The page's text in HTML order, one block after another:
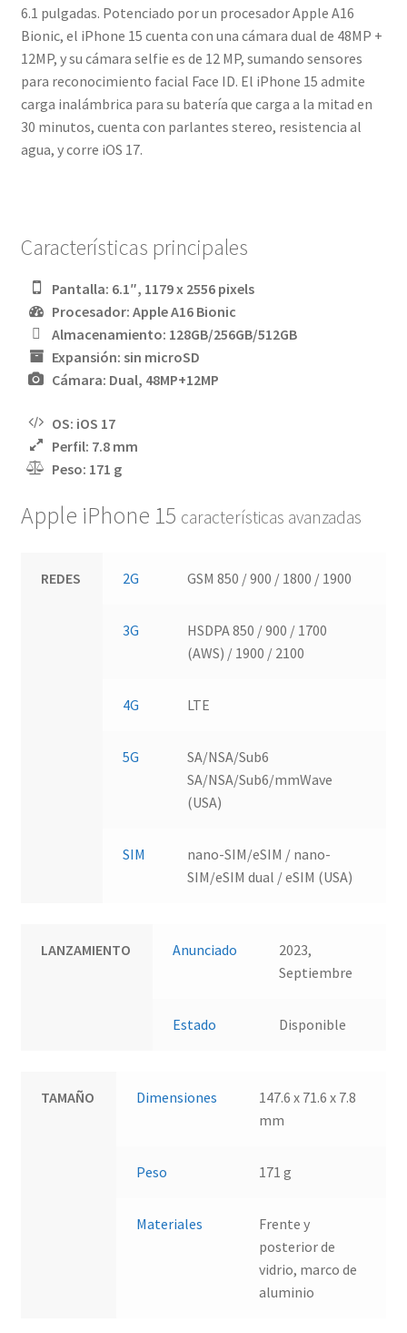
6.1 pulgadas. Potenciado por un procesador Apple A16
Bionic, el iPhone 15 cuenta con una cámara dual de 48MP +
12MP, y su cámara selfie es de 12 MP, sumando sensores
para reconocimiento facial Face ID. El iPhone 15 admite
carga inalámbrica para su batería que carga a la mitad en
30 minutos, cuenta con parlantes stereo, resistencia al
agua, y corre iOS 17.
Características principales
Pantalla: 6.1″, 1179 x 2556 pixels
Procesador: Apple A16 Bionic
Almacenamiento: 128GB/256GB/512GB
Expansión: sin microSD
Cámara: Dual, 48MP+12MP
OS: iOS 17
Perfil: 7.8 mm
Peso: 171 g
Apple iPhone 15 características avanzadas
REDES 2G GSM 850 / 900 / 1800 / 1900
3G
HSDPA 850 / 900 / 1700
(AWS) / 1900 / 2100
4G LTE
5G
SA/NSA/Sub6
SA/NSA/Sub6/mmWave
(USA)
SIM
nano-SIM/eSIM / nano-
SIM/eSIM dual / eSIM (USA)
LANZAMIENTO Anunciado
2023,
Septiembre
Estado Disponible
TAMAÑO Dimensiones
147.6 x 71.6 x 7.8
mm
Peso 171 g
Materiales
Frente y
posterior de
vidrio, marco de
aluminio